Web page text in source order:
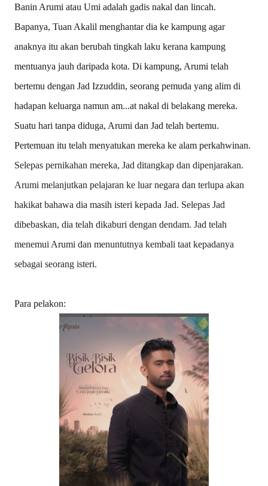
Banin Arumi atau Umi adalah gadis nakal dan lincah.
Bapanya, Tuan Akalil menghantar dia ke kampung agar
anaknya itu akan berubah tingkah laku kerana kampung
mentuanya jauh daripada kota. Di kampung, Arumi telah
bertemu dengan Jad Izzuddin, seorang pemuda yang alim di
hadapan keluarga namun am...at nakal di belakang mereka.
Suatu hari tanpa diduga, Arumi dan Jad telah bertemu.
Pertemuan itu telah menyatukan mereka ke alam perkahwinan.
Selepas pernikahan mereka, Jad ditangkap dan dipenjarakan.
Arumi melanjutkan pelajaran ke luar negara dan terlupa akan
hakikat bahawa dia masih isteri kepada Jad. Selepas Jad
dibebaskan, dia telah dikaburi dengan dendam. Jad telah
menemui Arumi dan menuntutnya kembali taat kepadanya
sebagai seorang isteri.
Para pelakon: